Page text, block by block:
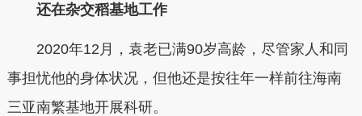
还在杂交稻基地工作
2020年12月，袁老已满90岁高龄，尽管家人和同
事担忧他的身体状况，但他还是按往年一样前往海南
三亚南繁基地开展科研。